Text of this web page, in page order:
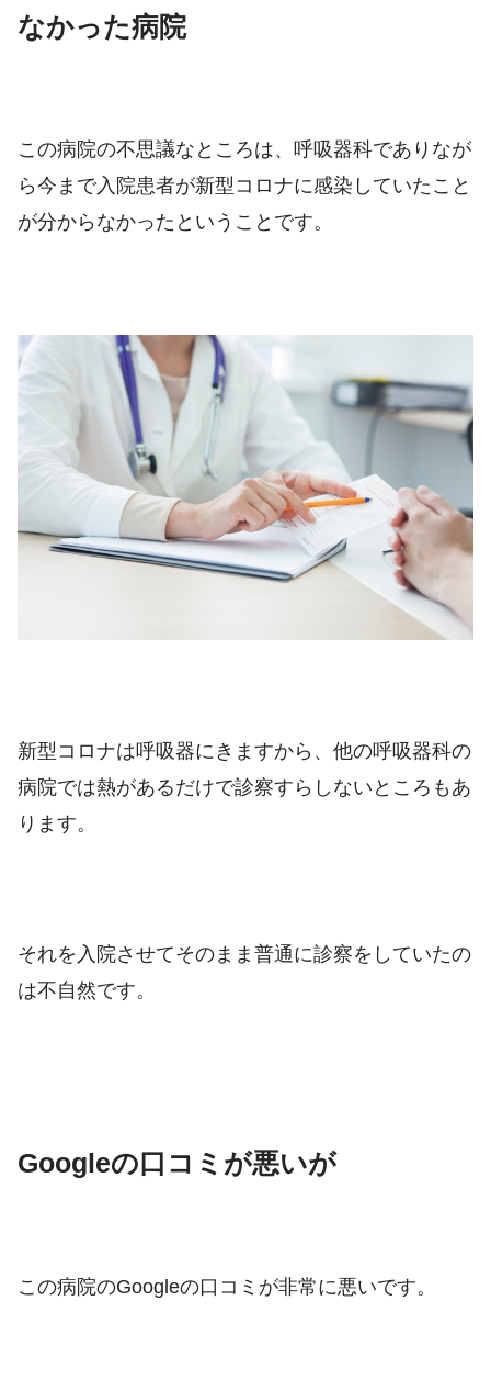
なかった病院
この病院の不思議なところは、呼吸器科でありなが
ら今まで入院患者が新型コロナに感染していたこと
が分からなかったということです。
新型コロナは呼吸器にきますから、他の呼吸器科の
病院では熱があるだけで診察すらしないところもあ
ります。
それを入院させてそのまま普通に診察をしていたの
は不自然です。
Googleの口コミが悪いが
この病院のGoogleの口コミが非常に悪いです。